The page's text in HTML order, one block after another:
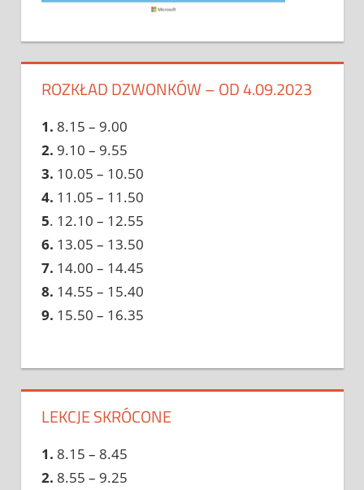
ROZKŁAD DZWONKÓW – OD 4.09.2023
1. 8.15 – 9.00
2. 9.10 – 9.55
3. 10.05 – 10.50
4. 11.05 – 11.50
5. 12.10 – 12.55
6. 13.05 – 13.50
7. 14.00 – 14.45
8. 14.55 – 15.40
9. 15.50 – 16.35
LEKCJE SKRÓCONE
1. 8.15 – 8.45
2. 8.55 – 9.25